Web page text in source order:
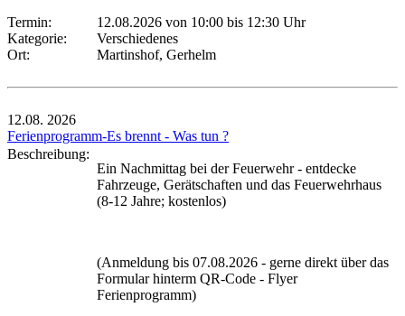
Termin:
12.08.2026 von 10:00 bis 12:30 Uhr
Kategorie:
Verschiedenes
Ort:
Martinshof, Gerhelm
12.08. 2026
Ferienprogramm-Es brennt - Was tun ?
Beschreibung:
Ein Nachmittag bei der Feuerwehr - entdecke
Fahrzeuge, Gerätschaften und das Feuerwehrhaus
(8-12 Jahre; kostenlos)
(Anmeldung bis 07.08.2026 - gerne direkt über das
Formular hinterm QR-Code - Flyer
Ferienprogramm)